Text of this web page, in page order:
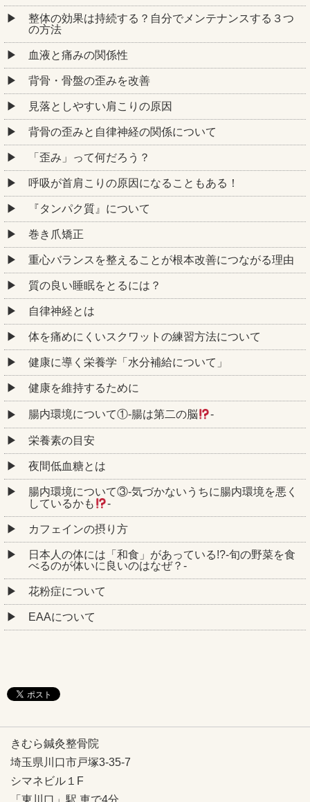
整体の効果は持続する？自分でメンテナンスする３つ
の方法
血液と痛みの関係性
背骨・骨盤の歪みを改善
見落としやすい肩こりの原因
背骨の歪みと自律神経の関係について
「歪み」って何だろう？
呼吸が首肩こりの原因になることもある！
『タンパク質』について
巻き爪矯正
重心バランスを整えることが根本改善につながる理由
質の良い睡眠をとるには？
自律神経とは
体を痛めにくいスクワットの練習方法について
健康に導く栄養学「水分補給について」
健康を維持するために
腸内環境について①‐腸は第二の脳 ‐
栄養素の目安
夜間低血糖とは
腸内環境について③‐気づかないうちに腸内環境を悪く
しているかも
‐
カフェインの摂り方
日本人の体には「和食」があっている!?-旬の野菜を食
べるのが体いに良いのはなぜ？-
花粉症について
EAAについて
きむら鍼灸整骨院
埼玉県川口市戸塚3-35-7
シマネビル１F